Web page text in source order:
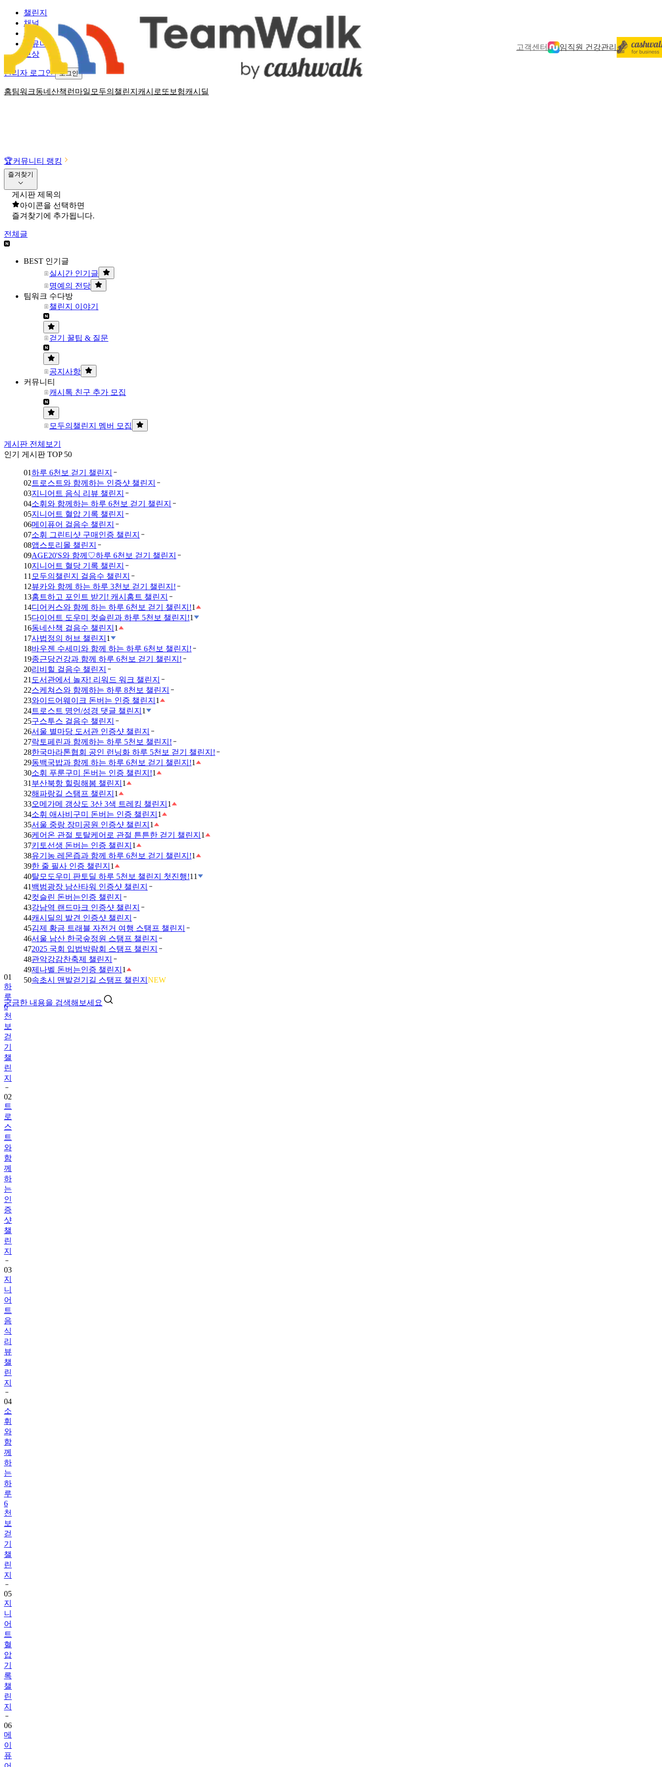
고객센터 임직원 건강관리
홈팀워크동네산책 런마일 모두의챌린지 캐시로또 보험캐시딜
챌린지
채널
소식
커뮤니티
보상
관리자 로그인 로그인
🏆커뮤니티 랭킹
즐겨찾기
게시판 제목의
아이콘을 선택하면
즐겨찾기에 추가됩니다.
전체글
BEST 인기글
실시간 인기글
명예의 전당
팀워크 수다방
챌린지 이야기
걷기 꿀팁 & 질문
공지사항
커뮤니티
캐시톡 친구 추가 모집
모두의챌린지 멤버 모집
게시판 전체보기
인기 게시판 TOP 50
01하루 6천보 걷기 챌린지
02 트로스트와 함께하는 인증샷 챌린지
03지니어트 음식 리뷰 챌린지
04소휘와 함께하는 하루 6천보 걷기 챌린지
05지니어트 혈압 기록 챌린지
06메이퓨어 걸음수 챌린지
07소휘 그린티샷 구매인증 챌린지
08앱스토리몰 챌린지
09AGE20'S와 함께♡하루 6천보 걷기 챌린지
10지니어트 혈당 기록 챌린지
11 모두의챌린지 걸음수 챌린지
12뷰카와 함께 하는 하루 3천보 걷기 챌린지!
13홈트하고 포인트 받기! 캐시홈트 챌린지
14디어커스와 함께 하는 하루 6천보 걷기 챌린지!1
15다이어트 도우미 컷슬린과 하루 5천보 챌린지!1
16동네산책 걸음수 챌린지 1
17사법정의 허브 챌린지 1
18바우젠 수세미와 함께 하는 하루 6천보 챌린지!
19종근당건강과 함께 하루 6천보 걷기 챌린지!
20리비힐 걸음수 챌린지
21 도서관에서 놀자! 리워드 워크 챌린지
22스케쳐스와 함께하는 하루 8천보 챌린지
23와이드어웨이크 돈버는 인증 챌린지 1
24트로스트 명언/성경 댓글 챌린지 1
25구스투스 걸음수 챌린지
26서울 별마당 도서관 인증샷 챌린지
27락토페린과 함께하는 하루 5천보 챌린지!
28한국마라톤협회 공인 런닝화 하루 5천보 걷기 챌린지!
29동백국밥과 함께 하는 하루 6천보 걷기 챌린지!1
30소휘 푸룬구미 돈버는 인증 챌린지!1
31 부산북항 힐링해봄 챌린지 1
32해파랑길 스탬프 챌린지 1
33오메가메 갱상도 3산 3색 트레킹 챌린지 1
34소휘 애사비구미 돈버는 인증 챌린지 1
35서울 중랑 장미공원 인증샷 챌린지 1
36케어온 관절 토탈케어로 관절 튼튼한 걷기 챌린지 1
37키토선생 돈버는 인증 챌린지 1
38유기농 레몬즙과 함께 하루 6천보 걷기 챌린지!1
39한 줄 필사 인증 챌린지 1
40탈모도우미 판토딜 하루 5천보 챌린지 첫진행!11
41 백범광장 남산타워 인증샷 챌린지
42컷슬린 돈버는인증 챌린지
43강남역 랜드마크 인증샷 챌린지
44캐시딜의 발견 인증샷 챌린지
45김제 황금 트래블 자전거 여행 스탬프 챌린지
46서울 남산 한국숲정원 스탬프 챌린지
472025 국회 입법박람회 스탬프 챌린지
48관악강감찬축제 챌린지
49제나벨 돈버는인증 챌린지 1
50속초시 맨발걷기길 스탬프 챌린지 NEW
궁금한 내용을 검색해보세요
01
하
루
6
천
보
걷
기
챌
린
지
02
트
로
스
트
와
함
께
하
는
인
증
샷
챌
린
지
03
지
니
어
트
음
식
리
뷰
챌
린
지
04
소
휘
와
함
께
하
는
하
루
6
천
보
걷
기
챌
린
지
05
지
니
어
트
혈
압
기
록
챌
린
지
06
메
이
퓨